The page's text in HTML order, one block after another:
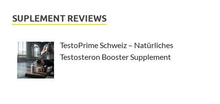
SUPLEMENT REVIEWS
TestoPrime Schweiz – Natürliches
Testosteron Booster Supplement